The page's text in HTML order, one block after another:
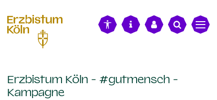
Erzbistum Köln - #gutmensch -
Kampagne: